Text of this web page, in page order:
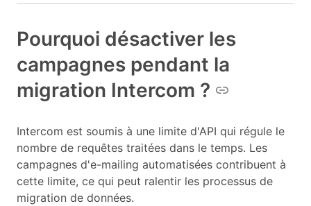
Pourquoi désactiver les
campagnes pendant la
migration Intercom ?
Intercom est soumis à une limite d'API qui régule le
nombre de requêtes traitées dans le temps. Les
campagnes d'e-mailing automatisées contribuent à
cette limite, ce qui peut ralentir les processus de
migration de données.